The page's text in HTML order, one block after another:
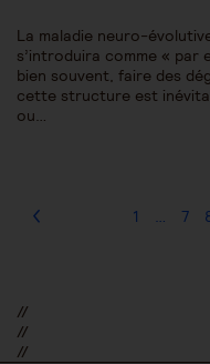
La maladie neuro-
s’introduira comme «
bien souvent, faire des
cette structure est
ou…
1 … 7
//
//
//